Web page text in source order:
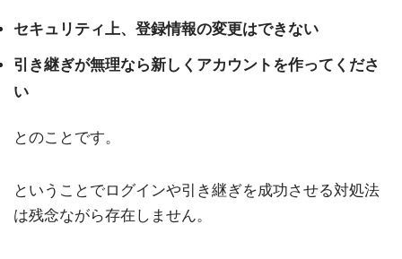
セキュリティ上、登録情報の変更はできない
引き継ぎが無理なら新しくアカウントを作ってくださ
い
とのことです。
ということでログインや引き継ぎを成功させる対処法
は残念ながら存在しません。